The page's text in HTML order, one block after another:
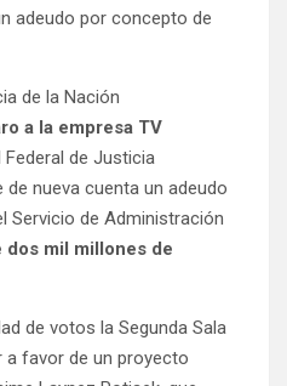
adeudo por concepto de
de la Nación
a la empresa TV
Federal de Justicia
nueva cuenta un adeudo
Servicio de Administración
dos mil millones de
de votos la Segunda Sala
a favor de un proyecto